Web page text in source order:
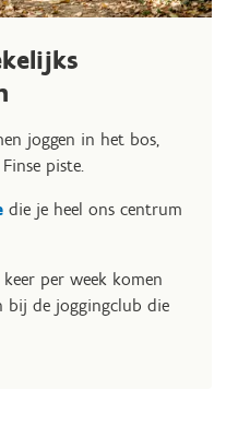
joggen in het bos,
piste.
die je heel ons centrum
per week komen
bij de joggingclub die